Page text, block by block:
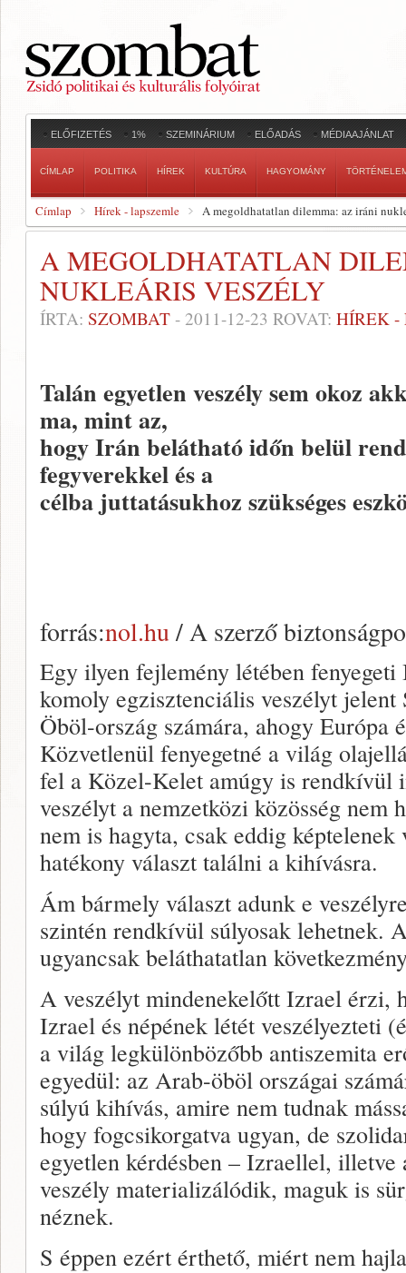
ELŐFIZETÉS 1% SZEMINÁRIUM ELŐADÁS MÉDIAAJÁNLAT
CÍMLAP POLITIKA HÍREK KULTÚRA HAGYOMÁNY
Címlap Hírek - lapszemle A megoldhatatlan dilemma: az iráni
A MEGOLDHATATLAN
NUKLEÁRIS VESZÉLY
ÍRTA: SZOMBAT - 2011-12-23 ROVAT: HÍREK -
Talán egyetlen veszély sem okoz
ma, mint az,
hogy Irán belátható időn belül
fegyverekkel és a
célba juttatásukhoz szükséges
forrás:nol.hu/ A szerző
Egy ilyen fejlemény létében
komoly egzisztenciális veszélyt jelent
Öböl-ország számára, ahogy Európa
Közvetlenül fenyegetné a világ
fel a Közel-Kelet amúgy is rendkívül
veszélyt a nemzetközi közösség
nem is hagyta, csak eddig
hatékony választ találni a kihívásra.
Ám bármely választ adunk e
szintén rendkívül súlyosak lehetnek.
ugyancsak beláthatatlan
A veszélyt mindenekelőtt Izrael érzi,
Izrael és népének létét veszélyezteti
a világ legkülönbözőbb antiszemita
egyedül: az Arab-öböl országai
súlyú kihívás, amire nem tudnak
hogy fogcsikorgatva ugyan, de
egyetlen kérdésben – Izraellel, illetve
veszély materializálódik, maguk is
néznek.
S éppen ezért érthető, miért nem